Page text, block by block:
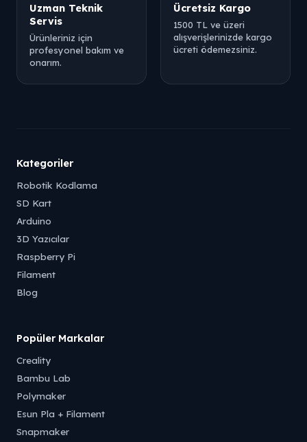
Uzman Teknik
Servis
Ürünleriniz için
profesyonel bakım ve
onarım.
Ücretsiz Kargo
1500 TL ve üzeri
alışverişlerinizde kargo
ücreti ödemezsiniz.
Kategoriler
Robotik Kodlama
SD Kart
Arduino
3D Yazıcılar
Raspberry Pi
Filament
Blog
Popüler Markalar
Creality
Bambu Lab
Polymaker
Esun Pla + Filament
Snapmaker